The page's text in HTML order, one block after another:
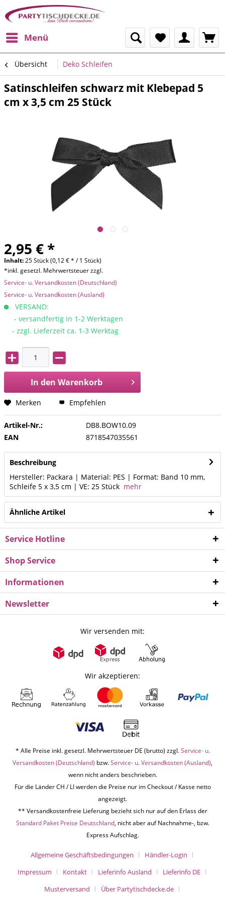
Menü
Übersicht Deko Schleifen
Satinschleifen schwarz mit Klebepad 5
cm x 3,5 cm 25 Stück
2,95 € *
Inhalt:25 Stück (0,12 € * / 1 Stück)
*inkl. gesetzl. Mehrwertsteuer zzgl.
Service- u. Versandkosten (Deutschland)
Service- u. Versandkosten (Ausland)
VERSAND:
- versandfertig in 1-2 Werktagen
- zzgl. Lieferzeit ca. 1-3 Werktag
In den Warenkorb
Merken Empfehlen
Artikel-Nr.:
DB8.BOW10.09
EAN
8718547035561
Beschreibung
Hersteller: Packara | Material: PES | Format: Band 10 mm,
Schleife 5 x 3,5 cm | VE: 25 Stück mehr
Ähnliche Artikel
Service Hotline
Shop Service
Informationen
Newsletter
Wir versenden mit:
Wir akzeptieren:
* Alle Preise inkl. gesetzl. Mehrwertsteuer DE (brutto) zzgl.Service- u.
Versandkosten (Deutschland) bzw.Service- u. Versandkosten (Ausland),
wenn nicht anders beschrieben.
Für die Länder CH / LI werden die Preise nur im Checkout / Kasse netto
angezeigt.
** Versandkostenfreie Lieferung bezieht sich nur auf den Erlass der
Standard Paket Preise Deutschland, nicht aber auf Nachnahme-, bzw.
Express Aufschlag.
Allgemeine Geschäftsbedingungen
Händler-Login
Impressum
Kontakt Lieferinfo Ausland
Lieferinfo DE
Musterversand
Über Partytischdecke.de